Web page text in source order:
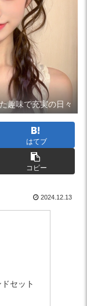
趣味で充実の日々
はてブ
コピー
2024.12.13
セット